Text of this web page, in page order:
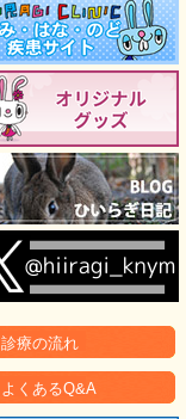
診療の流れ
よくあるQ&A